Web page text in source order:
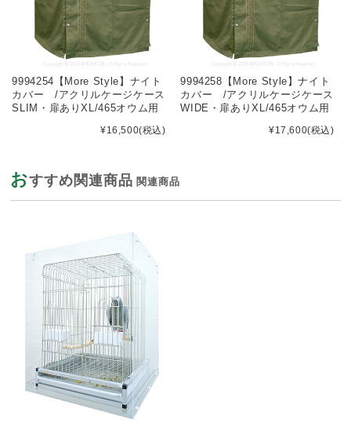
9994254【More Style】ナイト
カバー /アクリルケージケース
SLIM・扉ありXL/465オウム用
¥16,500(税込)
9994258【More Style】ナイト
カバー /アクリルケージケース
WIDE・扉ありXL/465オウム用
¥17,600(税込)
おすすめ関連商品